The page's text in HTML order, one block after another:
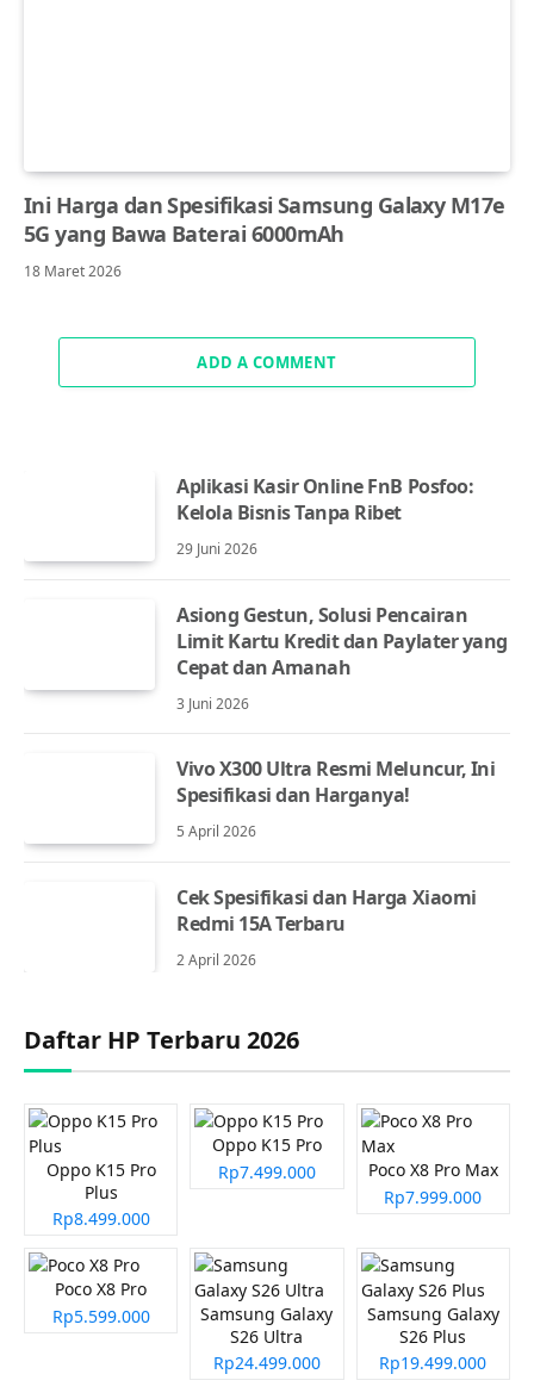
Ini Harga dan Spesifikasi Samsung Galaxy M17e
5G yang Bawa Baterai 6000mAh
18 Maret 2026
ADD A COMMENT
Aplikasi Kasir Online FnB Posfoo:
Kelola Bisnis Tanpa Ribet
29 Juni 2026
Asiong Gestun, Solusi Pencairan
Limit Kartu Kredit dan Paylater yang
Cepat dan Amanah
3 Juni 2026
Vivo X300 Ultra Resmi Meluncur, Ini
Spesifikasi dan Harganya!
5 April 2026
Cek Spesifikasi dan Harga Xiaomi
Redmi 15A Terbaru
2 April 2026
Daftar HP Terbaru 2026
Oppo K15 Pro
Plus
Rp8.499.000
Oppo K15 Pro
Rp7.499.000
Poco X8 Pro Max
Rp7.999.000
Poco X8 Pro
Rp5.599.000
Samsung Galaxy
S26 Ultra
Rp24.499.000
Samsung Galaxy
S26 Plus
Rp19.499.000